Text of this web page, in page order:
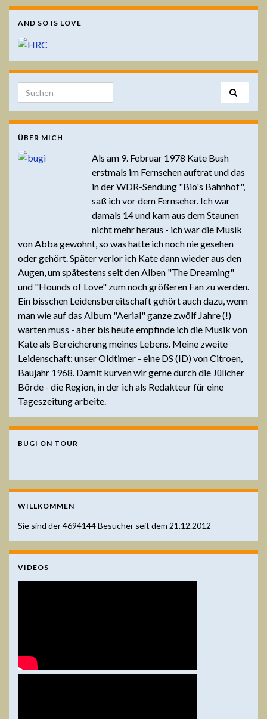
AND SO IS LOVE
Search for:
ÜBER MICH
Als am 9. Februar 1978 Kate Bush
erstmals im Fernsehen auftrat und das
in der WDR-Sendung "Bio's Bahnhof",
saß ich vor dem Fernseher. Ich war
damals 14 und kam aus dem Staunen
nicht mehr heraus - ich war die Musik
von Abba gewohnt, so was hatte ich noch nie gesehen
oder gehört. Später verlor ich Kate dann wieder aus den
Augen, um spätestens seit den Alben "The Dreaming"
und "Hounds of Love" zum noch größeren Fan zu werden.
Ein bisschen Leidensbereitschaft gehört auch dazu, wenn
man wie auf das Album "Aerial" ganze zwölf Jahre (!)
warten muss - aber bis heute empfinde ich die Musik von
Kate als Bereicherung meines Lebens. Meine zweite
Leidenschaft: unser Oldtimer - eine DS (ID) von Citroen,
Baujahr 1968. Damit kurven wir gerne durch die Jülicher
Börde - die Region, in der ich als Redakteur für eine
Tageszeitung arbeite.
BUGI ON TOUR
WILLKOMMEN
Sie sind der4694144Besucher seit dem 21.12.2012
VIDEOS